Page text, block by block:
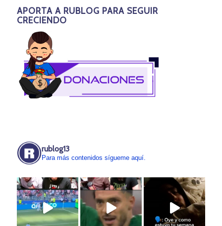
APORTA A RUBLOG PARA SEGUIR
CRECIENDO
rublog13
Para más contenidos sígueme aquí.